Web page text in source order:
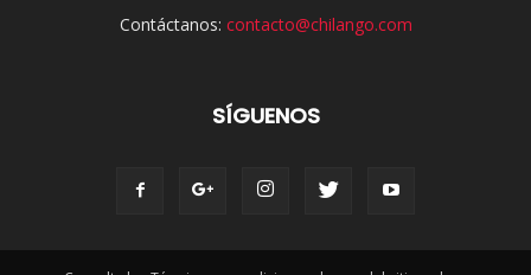
Contáctanos: contacto@chilango.com
SÍGUENOS